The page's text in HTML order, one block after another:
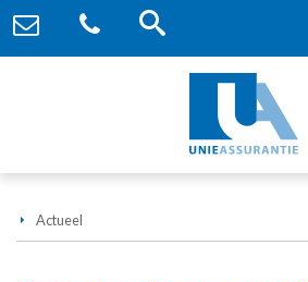
Actueel